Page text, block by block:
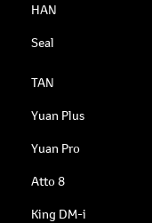
HAN
Seal
TAN
Yuan Plus
Yuan Pro
Atto 8
King DM-i